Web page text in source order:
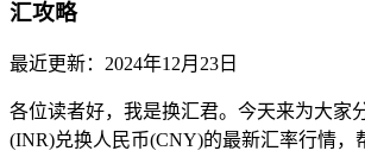
汇攻略
最近更新： 2024年12月23日
各位读者好，我是换汇君。今天来为大家
(INR)兑换人民币(CNY)的最新汇率行情，